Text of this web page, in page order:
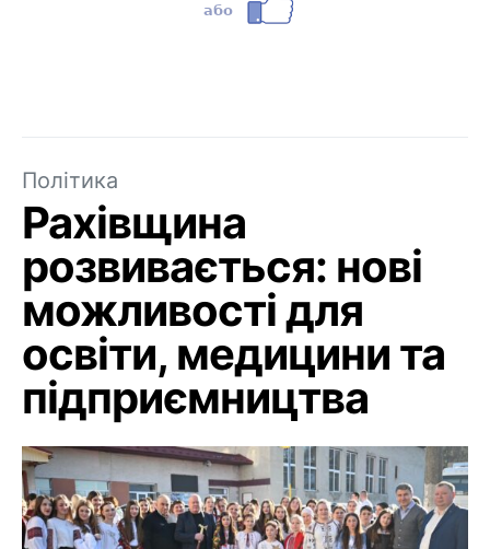
Політика
Рахівщина
розвивається: нові
можливості для
освіти, медицини та
підприємництва